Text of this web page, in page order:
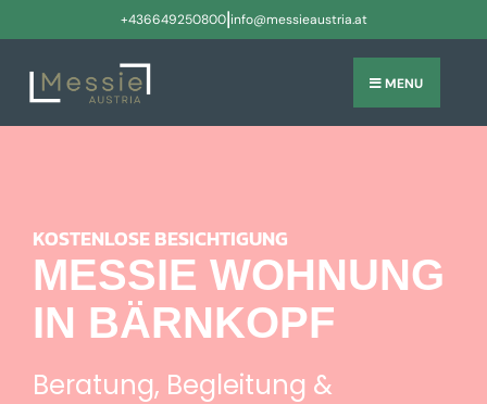
+436649250800|info@messieaustria.at
MENU
KOSTENLOSE BESICHTIGUNG
MESSIE WOHNUNG
IN BÄRNKOPF
Beratung, Begleitung &